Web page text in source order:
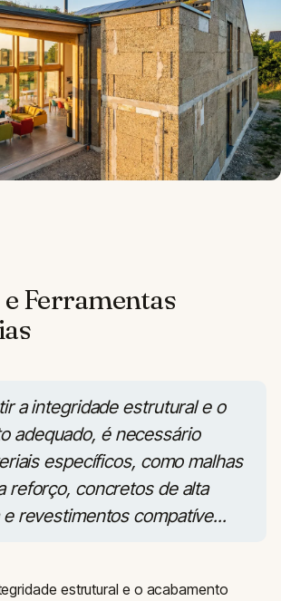
Ferramentas
a integridade estrutural e o
adequado, é necessário
específicos, como malhas
reforço, concretos de alta
revestimentos compatíve...
estrutural e o acabamento